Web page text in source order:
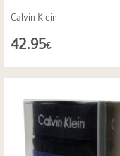
Calvin Klein
42.95€